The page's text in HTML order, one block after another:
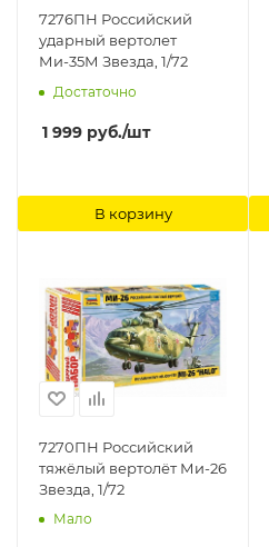
7276ПН Российский
ударный вертолет
Ми-35М Звезда, 1/72
Достаточно
1 999 руб./шт
В корзину
7270ПН Российский
тяжёлый вертолёт Ми-26
Звезда, 1/72
Мало